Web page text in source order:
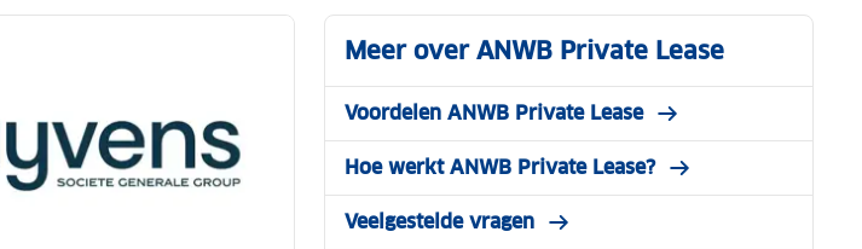
Meer over ANWB Private Lease
Voordelen ANWB Private Lease
Hoe werkt ANWB Private Lease?
Veelgestelde vragen